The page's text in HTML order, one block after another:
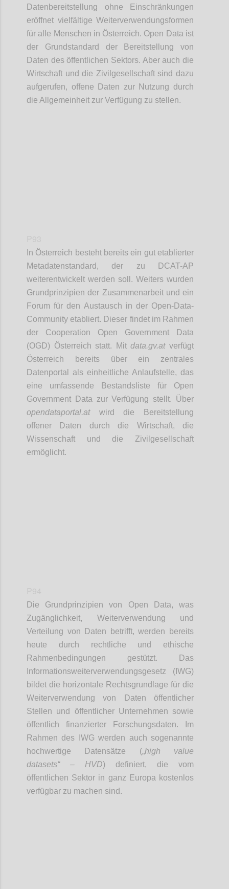
Datenbereitstellung ohne Einschränkungen
eröffnet vielfältige Weiterverwendungsformen
für alle Menschen in Österreich. Open Data ist
der Grundstandard der Bereitstellung von
Daten des öffentlichen Sektors. Aber auch die
Wirtschaft und die Zivilgesellschaft sind dazu
aufgerufen, offene Daten zur Nutzung durch
die Allgemeinheit zur Verfügung zu stellen.
In Österreich besteht bereits ein gut etablierter
Metadatenstandard, der zu DCAT-AP
weiterentwickelt werden soll. Weiters wurden
Grundprinzipien der Zusammenarbeit und ein
Forum für den Austausch in der Open-Data-
Community etabliert. Dieser findet im Rahmen
der Cooperation Open Government Data
(OGD) Österreich statt. Mitdata.gv.atverfügt
Österreich bereits über ein zentrales
Datenportal als einheitliche Anlaufstelle, das
eine umfassende Bestandsliste für Open
Government Data zur Verfügung stellt. Über
opendataportal.atwird die Bereitstellung
offener Daten durch die Wirtschaft, die
Wissenschaft und die Zivilgesellschaft
ermöglicht.
Die Grundprinzipien von Open Data, was
Zugänglichkeit, Weiterverwendung und
Verteilung von Daten betrifft, werden bereits
heute durch rechtliche und ethische
Rahmenbedingungen gestützt. Das
Informationsweiterverwendungsgesetz (IWG)
bildet die horizontale Rechtsgrundlage für die
Weiterverwendung von Daten öffentlicher
Stellen und öffentlicher Unternehmen sowie
öffentlich finanzierter Forschungsdaten. Im
Rahmen des IWG werden auch sogenannte
hochwertige Datensätze („high value
datasets“ – HVD) definiert, die vom
öffentlichen Sektor in ganz Europa kostenlos
verfügbar zu machen sind.